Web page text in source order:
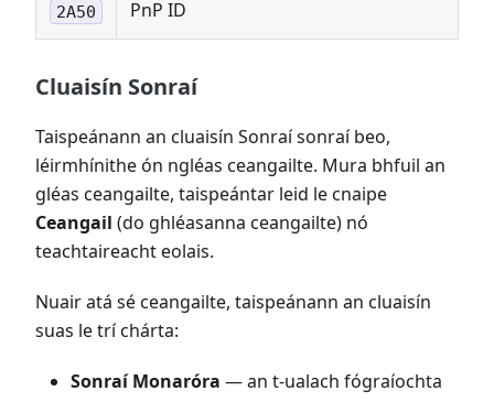
2A50 PnP ID
Cluaisín Sonraí
Taispeánann an cluaisín Sonraí sonraí beo,
léirmhínithe ón ngléas ceangailte. Mura bhfuil an
gléas ceangailte, taispeántar leid le cnaipe
Ceangail (do ghléasanna ceangailte) nó
teachtaireacht eolais.
Nuair atá sé ceangailte, taispeánann an cluaisín
suas le trí chárta:
Sonraí Monaróra — an t-ualach fógraíochta